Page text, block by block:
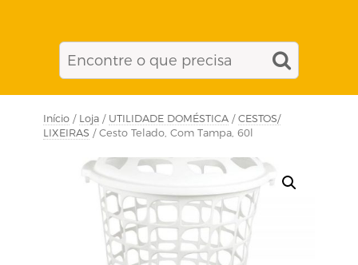
Início / Loja / UTILIDADE DOMÉSTICA / CESTOS/
LIXEIRAS / Cesto Telado, Com Tampa, 60l